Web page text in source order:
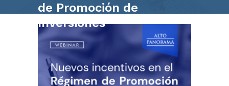
de Promoción de
Inversiones